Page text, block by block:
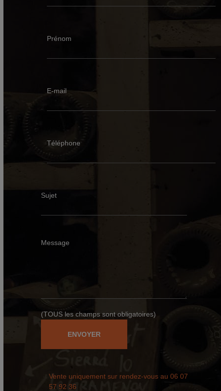
Prénom
E-mail
Téléphone
Sujet
Message
(TOUS les champs sont obligatoires)
Vente uniquement sur rendez-vous au 06 07
57 92 36